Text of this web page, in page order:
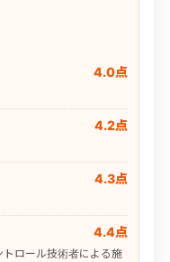
4.0点
4.2点
4.3点
4.4点
ロール技術者による施